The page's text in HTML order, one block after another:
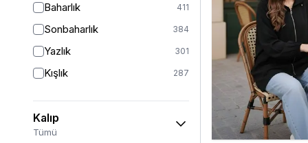
Baharlık 411
Sonbaharlık 384
Yazlık 301
Kışlık 287
Kalıp
Tümü